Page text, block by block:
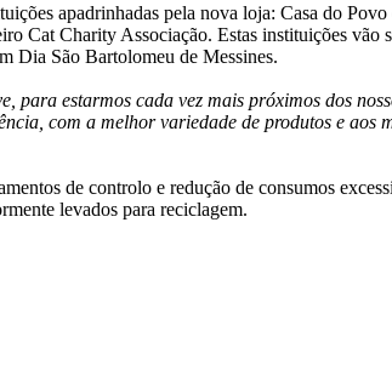
apadrinhadas pela nova loja: Casa do Povo
Cat Charity Associação. Estas instituições vão
Dia São Bartolomeu de Messines.
para estarmos cada vez mais próximos dos
com a melhor variedade de produtos e aos
de controlo e redução de consumos
levados para reciclagem.